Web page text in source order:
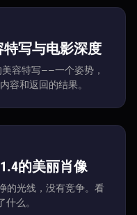
写与电影深度
容特写——一个姿势，
容和返回的结果。
的美丽肖像
的光线，没有竞争。看
么。